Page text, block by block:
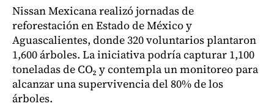
Nissan Mexicana realizó jornadas de
reforestación en Estado de México y
Aguascalientes, donde 320 voluntarios plantaron
1,600 árboles. La iniciativa podría capturar 1,100
toneladas de CO₂ y contempla un monitoreo para
alcanzar una supervivencia del 80% de los
árboles.